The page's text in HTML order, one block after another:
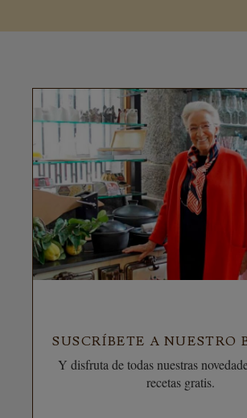
SUSCRÍBETE A NUESTRO
Y disfruta de todas nuestras
recetas gratis.